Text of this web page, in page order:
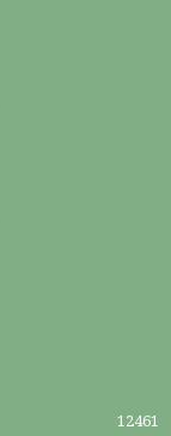
12461